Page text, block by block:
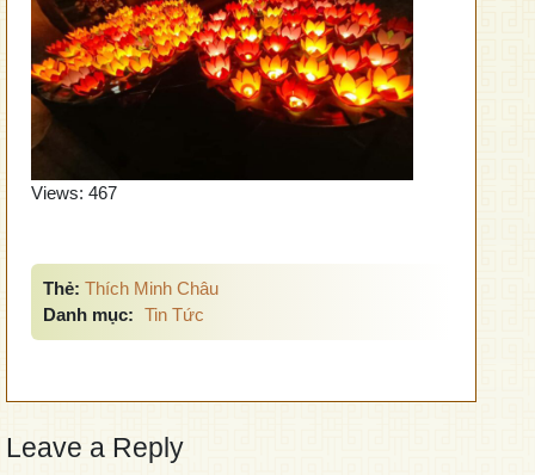
Views: 467
Thẻ: Thích Minh Châu
Danh mục: Tin Tức
Leave a Reply